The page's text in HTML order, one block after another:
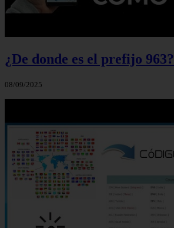
¿De donde es el prefijo 963?
08/09/2025